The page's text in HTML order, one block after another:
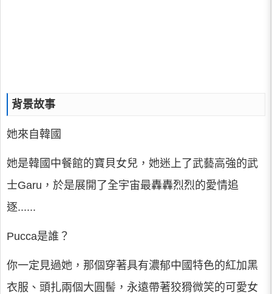
背景故事
她來自韓國
她是韓國中餐館的寶貝女兒，她迷上了武藝高強的武
士Garu，於是展開了全宇宙最轟轟烈烈的愛情追
逐......
Pucca是誰？
你一定見過她，那個穿著具有濃郁中國特色的紅加黑
衣服、頭扎兩個大圓髻，永遠帶著狡猾微笑的可愛女